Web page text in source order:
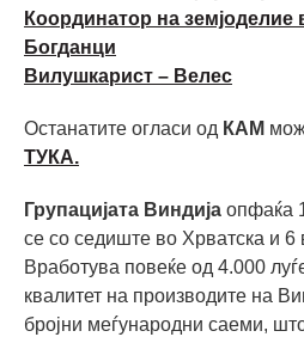
Координатор на земјоделие
Богданци
Вилушкарист – Велес
Останатите огласи од КАМ
ТУКА.
Групацијата Виндија опфаќа
се со седиште во Хрватска и 6
Вработува повеќе од 4.000
квалитет на производите на
бројни меѓународни саеми,